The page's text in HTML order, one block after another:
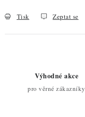
Tisk Zeptat se
Výhodné akce
pro věrné zákazníky